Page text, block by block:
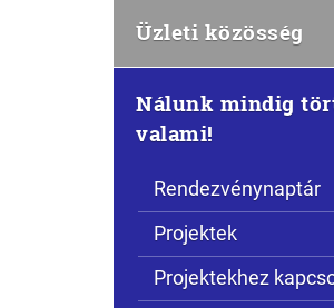
Üzleti közösség
Nálunk mindig
valami!
Rendezvénynaptár
Projektek
Projektekhez